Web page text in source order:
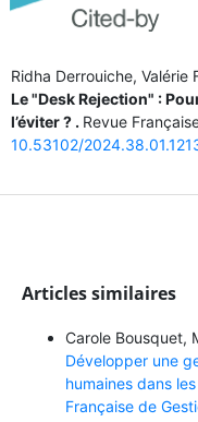
Ridha Derrouiche, Valérie
Le "Desk Rejection" :
l’éviter ? . Revue
10.53102/
Articles similaires
Carole Bousquet,
Développer une
humaines dans
Française de